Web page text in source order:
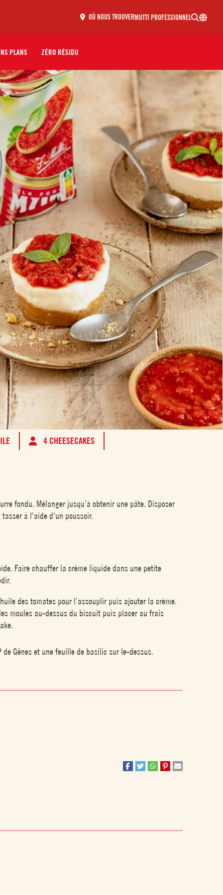
OÙ NOUS TROUVERMUTTI PROFESSIONNEL
PLANS ZÉRO RÉSIDU
4 CHEESECAKES
fondu. Mélanger jusqu’à obtenir une pâte. Disposer
à l'aide d'un poussoir.
Faire chauffer la crème liquide dans une petite
des tomates pour l’assouplir puis ajouter la crème.
moules au-dessus du biscuit puis placer au frais
Gênes et une feuille de basilic sur le-dessus.